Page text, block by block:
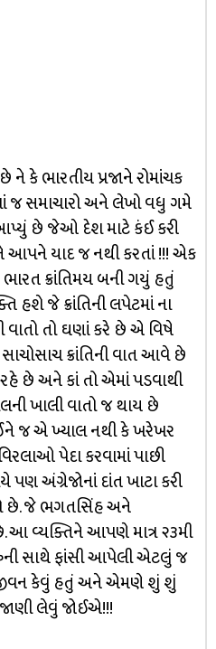
કે ભારતીય પ્રજાને રોમાંચક
જ સમાચારો અને લેખો વધુ ગમે
છે જેઓ દેશ માટે કંઈ કરી
આપને યાદ જ નથી કરતાં !!! એક
ક્રાંતિમય બની ગયું હતું
હશે જે ક્રાંતિની લપેટમાં ના
વાતો તો ઘણાં કરે છે એ વિષે
ક્રાંતિની વાત આવે છે
છે અને કાં તો એમાં પડવાથી
ખાલી વાતો જ થાય છે
જ એ ખ્યાલ નથી કે ખરેખર
પેદા કરવામાં પાછી
પણ અંગ્રેજોનાં દાંત ખાટા કરી
છે. જે ભગતસિંહ અને
આ વ્યક્તિને આપણે માત્ર ૨૩મી
સાથે ફાંસી આપેલી એટલું જ
કેવું હતું અને એમણે શું શું
લેવું જોઈએ!!!